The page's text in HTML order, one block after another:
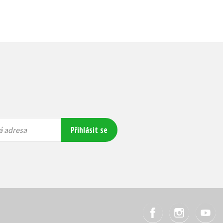
adresa Přihlásit se